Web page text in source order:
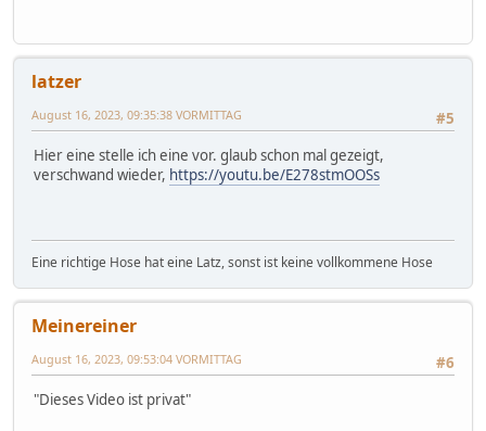
latzer
#5
August 16, 2023, 09:35:38 VORMITTAG
Hier eine stelle ich eine vor. glaub schon mal gezeigt,
verschwand wieder, https://youtu.be/E278stmOOSs
Eine richtige Hose hat eine Latz, sonst ist keine vollkommene Hose
Meinereiner
#6
August 16, 2023, 09:53:04 VORMITTAG
"Dieses Video ist privat"